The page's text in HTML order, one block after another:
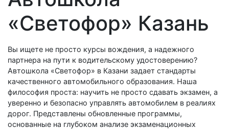
«Светофор» Казань
Вы ищете не просто курсы вождения, а надежного
партнера на пути к водительскому удостоверению?
Автошкола «Светофор» в Казани задает стандарты
качественного автомобильного образования. Наша
философия проста: научить не просто сдавать экзамен, а
уверенно и безопасно управлять автомобилем в реалиях
дорог. Представлены обновленные программы,
основанные на глубоком анализе экзаменационных